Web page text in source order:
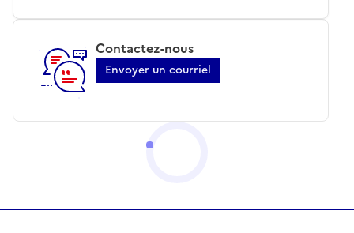
Contactez-nous
Envoyer un courriel